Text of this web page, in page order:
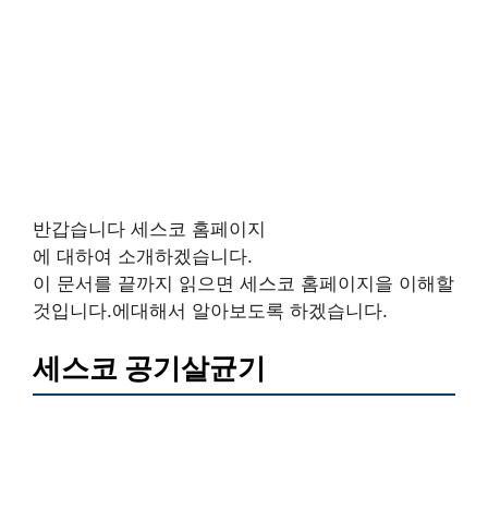
반갑습니다 세스코 홈페이지
에 대하여 소개하겠습니다.
이 문서를 끝까지 읽으면 세스코 홈페이지을 이해할
것입니다.에대해서 알아보도록 하겠습니다.
세스코 공기살균기